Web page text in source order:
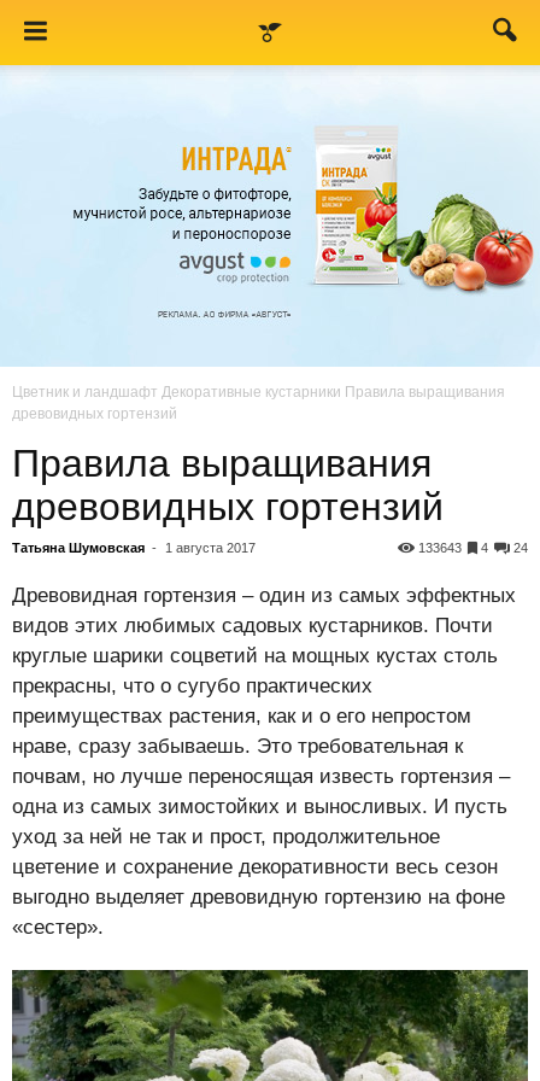
Цветник и ландшафт Декоративные кустарники Правила выращивания
древовидных гортензий
Правила выращивания
древовидных гортензий
Татьяна Шумовская - 1 августа 2017 24
4
133643
Древовидная гортензия – один из самых эффектных
видов этих любимых садовых кустарников. Почти
круглые шарики соцветий на мощных кустах столь
прекрасны, что о сугубо практических
преимуществах растения, как и о его непростом
нраве, сразу забываешь. Это требовательная к
почвам, но лучше переносящая известь гортензия –
одна из самых зимостойких и выносливых. И пусть
уход за ней не так и прост, продолжительное
цветение и сохранение декоративности весь сезон
выгодно выделяет древовидную гортензию на фоне
«сестер».